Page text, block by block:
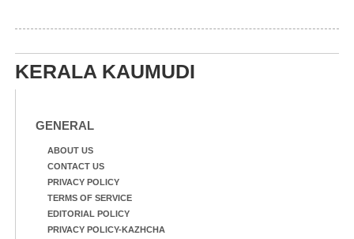
KERALA KAUMUDI
GENERAL
ABOUT US
CONTACT US
PRIVACY POLICY
TERMS OF SERVICE
EDITORIAL POLICY
PRIVACY POLICY-KAZHCHA